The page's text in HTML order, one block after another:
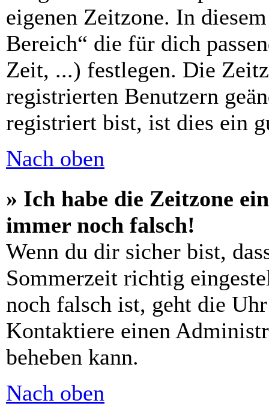
eigenen Zeitzone. In
Bereich“ die für dich
Zeit, ...) festlegen. Die
registrierten Benutzern
registriert bist, ist dies ein
Nach oben
» Ich habe die Zeitzone
immer noch falsch!
Wenn du dir sicher bist,
Sommerzeit richtig
noch falsch ist, geht die
Kontaktiere einen
beheben kann.
Nach oben